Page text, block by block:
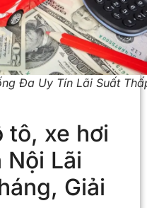
Đa Uy Tín Lãi Suất
tô, xe hơi
Nội Lãi
Giải